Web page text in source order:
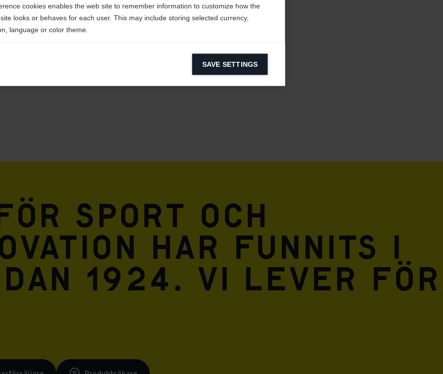
/ 3%
för sport och
har funnits i
1924. Vi lever för
cookies enables the web site to remember information to customize how the
looks or behaves for each user. This may include storing selected currency,
language or color theme.
cookies help us improve our website by collecting and reporting information on
SAVE SETTINGS